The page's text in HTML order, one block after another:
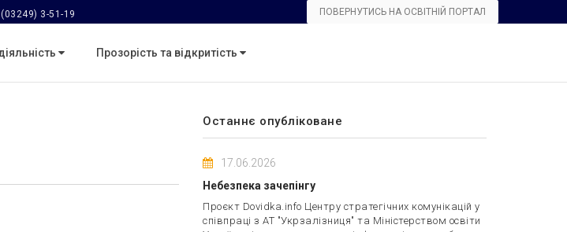
(03249) 3-51-19 ПОВЕРНУТИСЬ НА ОСВІТНІЙ ПОРТАЛ
Прозорість та відкритість
Останнє опубліковане
17.06.2026
Небезпека зачепінгу
Проєкт Dovidka.info Центру стратегічних комунікацій у
співпраці з АТ "Укрзалізниця" та Міністерством освіти